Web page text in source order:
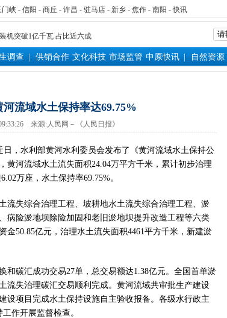
门峡 - 信阳 - 商丘 - 许昌 - 驻马店 - 新乡 - 焦作 - 南阳 -快讯
学技术奖励大会两院院士大
文化IP群
机突破1亿千瓦 占比近六成
港区速度
利文物在豫开启亚洲首展
常委会第二十次会议闭幕
三城联合发布社保卡居民服
进基层”主题活动在郏县举
丨“炼油专家”陈俊武：科
代化强国，关键在科技自立自
耕种”中原
举措出炉 力促民间投资“
抗旱工作专题调度会召开
中国人民的前途命运”——
河南西瓜价差真相是啥
赴新疆考察对接对口支援工
学技术奖励大会两院院士大
调查 供销合作 文化科技 市场监管 中原快讯 自然资源
河流域水土保持率达69.75%
来源:人民网－《人民日报》
水利部黄河水利委员会发布了《黄河流域水土保持公
黄河流域水土流失面积24.04万平方千米，累计初步治理
万座，水土保持率69.75%。
失综合治理工程、坡耕地水土流失综合治理工程、淤
病险淤地坝除险加固和老旧淤地坝提升改造工程等六类
金50.85亿元，治理水土流失面积4461平方千米，新建淤
碳汇成功交易27单，总交易额达1.38亿元。全国首单淤
流失治理碳汇交易顺利完成。黄河流域共审批生产建设
设项目完成水土保持设施自主验收报备。各级水行政主
作开展监督检查。